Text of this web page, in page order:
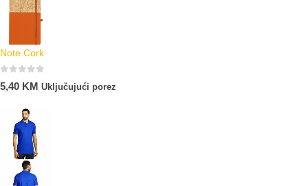
Note Cork
5,40 KM Uključujući porez